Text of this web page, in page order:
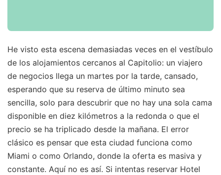
He visto esta escena demasiadas veces en el vestíbulo
de los alojamientos cercanos al Capitolio: un viajero
de negocios llega un martes por la tarde, cansado,
esperando que su reserva de último minuto sea
sencilla, solo para descubrir que no hay una sola cama
disponible en diez kilómetros a la redonda o que el
precio se ha triplicado desde la mañana. El error
clásico es pensar que esta ciudad funciona como
Miami o como Orlando, donde la oferta es masiva y
constante. Aquí no es así. Si intentas reservar Hotel